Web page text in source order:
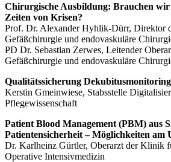
Chirurgische Ausbildung: Brauchen wir
Zeiten von Krisen?
Prof. Dr. Alexander Hyhlik-Dürr, Direktor
Gefäßchirurgie und endovaskuläre
PD Dr. Sebastian Zerwes, Leitender
Gefäßchirurgie und endovaskuläre
Qualitätssicherung Dekubitusmonitoring
Kerstin Gmeinwiese, Stabsstelle
Pflegewissenschaft
Patient Blood Management (PBM) aus
Patientensicherheit – Möglichkeiten am
Dr. Karlheinz Gürtler, Oberarzt der Klinik
Operative Intensivmedizin